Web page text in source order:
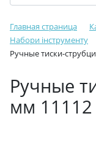
Главная страница
Набори інструменту
Ручные тиски-
Ручные
мм 11112